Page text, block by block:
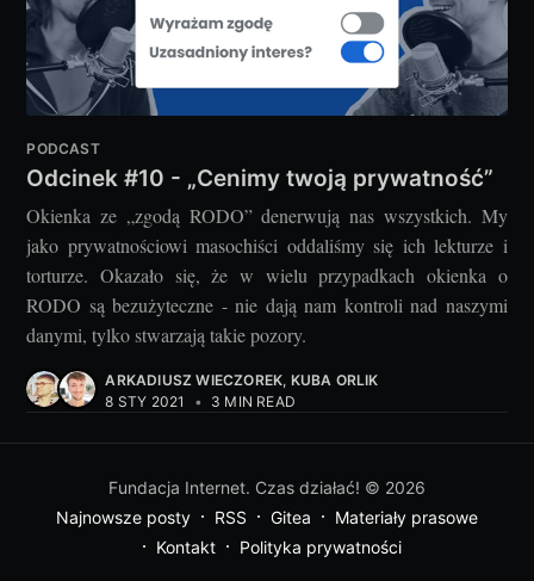
PODCAST
Odcinek #10 - „Cenimy twoją prywatność”
Okienka ze „zgodą RODO” denerwują nas wszystkich. My
jako prywatnościowi masochiści oddaliśmy się ich lekturze i
torturze. Okazało się, że w wielu przypadkach okienka o
RODO są bezużyteczne - nie dają nam kontroli nad naszymi
danymi, tylko stwarzają takie pozory.
ARKADIUSZ WIECZOREK, KUBA ORLIK
8 STY 2021
• 3 MIN READ
Fundacja Internet. Czas działać! © 2026
Najnowsze posty
RSS Gitea
Materiały prasowe
Kontakt
Polityka prywatności